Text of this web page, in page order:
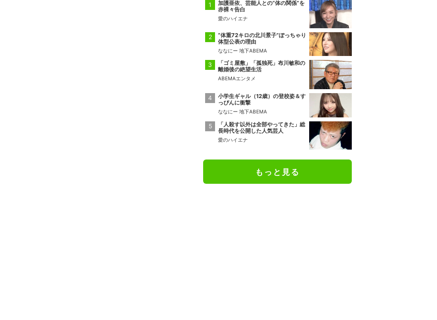
加護亜依、芸能人との“体の関係”を
赤裸々告白
愛のハイエナ
“体重72キロの北川景子”ぽっちゃり
体型公表の理由
ななにー 地下ABEMA
「ゴミ屋敷」「孤独死」布川敏和の
離婚後の絶望生活
ABEMAエンタメ
小学生ギャル（12歳）の登校姿＆す
っぴんに衝撃
ななにー 地下ABEMA
「人殺す以外は全部やってきた」総
長時代を公開した人気芸人
愛のハイエナ
もっと見る